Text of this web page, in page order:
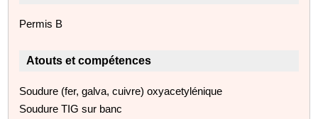
Permis B
Atouts et compétences
Soudure (fer, galva, cuivre) oxyacetylénique
Soudure TIG sur banc